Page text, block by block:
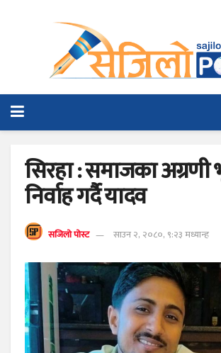
सिरहा : समाजका अग्रणी
निर्वाह गर्दै यादव
सजिलो पोस्ट साउन २, २०८०, ९:२३ मध्यान्ह